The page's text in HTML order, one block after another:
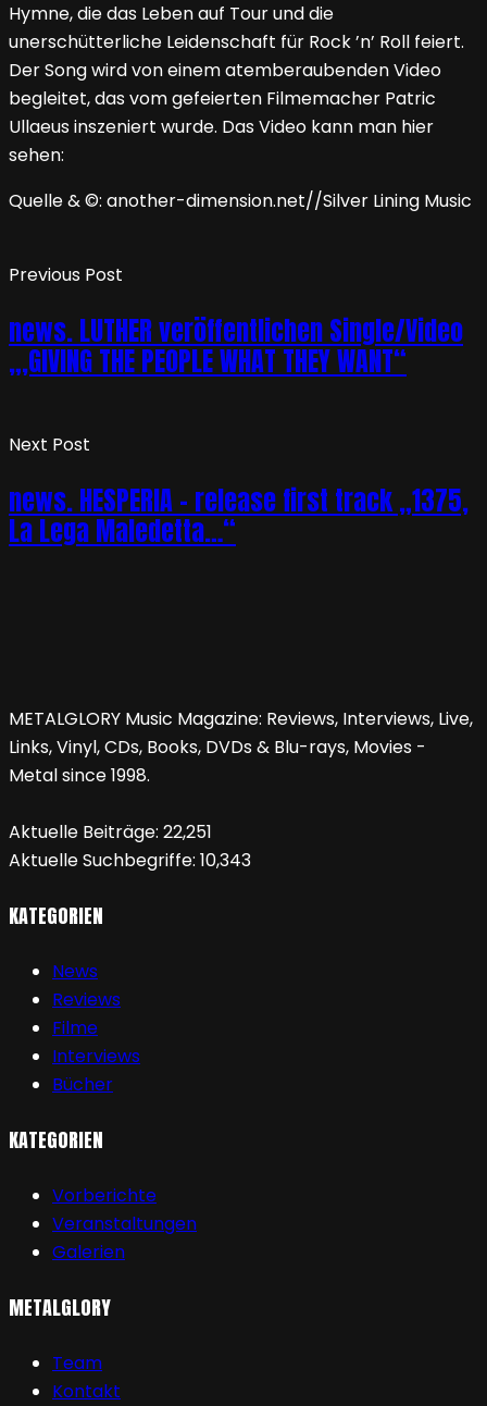
Hymne, die das Leben auf Tour und die
unerschütterliche Leidenschaft für Rock ’n’ Roll feiert.
Der Song wird von einem atemberaubenden Video
begleitet, das vom gefeierten Filmemacher Patric
Ullaeus inszeniert wurde. Das Video kann man hier
sehen:
Quelle & ©: another-dimension.net//Silver Lining Music
Previous Post
news. LUTHER veröffentlichen Single/Video
„‚GIVING THE PEOPLE WHAT THEY WANT“
Next Post
news. HESPERIA – release first track „1375,
La Lega Maledetta…“
METALGLORY Music Magazine: Reviews, Interviews, Live,
Links, Vinyl, CDs, Books, DVDs & Blu-rays, Movies -
Metal since 1998.
Aktuelle Beiträge: 22,251
Aktuelle Suchbegriffe: 10,343
KATEGORIEN
News
Reviews
Filme
Interviews
Bücher
KATEGORIEN
Vorberichte
Veranstaltungen
Galerien
METALGLORY
Team
Kontakt